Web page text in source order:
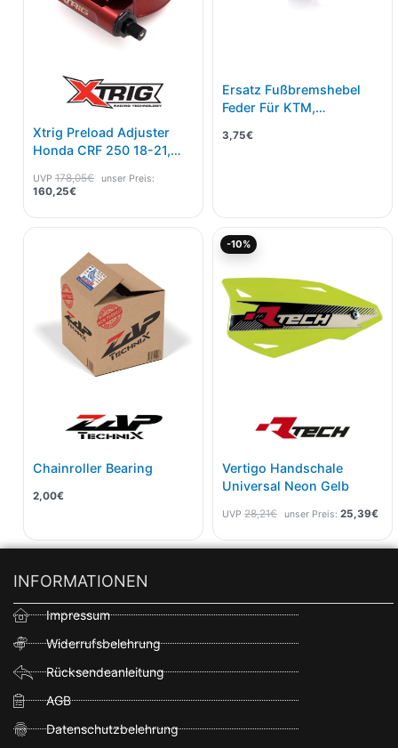
Xtrig Preload Adjuster
Honda CRF 250 18-21,
UVP 178,05€ unser Preis:
160,25€
Ersatz Fußbremshebel
Feder Für KTM,
3,75€
Chainroller Bearing
2,00€
-10%
Vertigo Handschale
Universal Neon Gelb
UVP 28,21€ unser Preis: 25,39€
INFORMATIONEN
Impressum
Widerrufsbelehrung
Rücksendeanleitung
AGB
Datenschutzbelehrung